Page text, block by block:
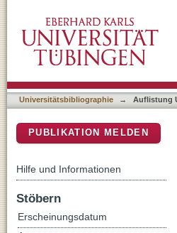
Universitätsbibliographie → Auflistung
PUBLIKATION MELDEN
Hilfe und Informationen
Stöbern
Erscheinungsdatum